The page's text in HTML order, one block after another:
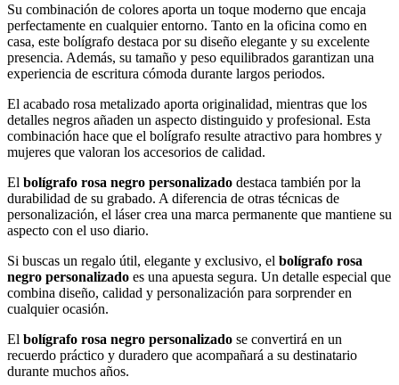
Su combinación de colores aporta un toque moderno que encaja
perfectamente en cualquier entorno. Tanto en la oficina como en
casa, este bolígrafo destaca por su diseño elegante y su excelente
presencia. Además, su tamaño y peso equilibrados garantizan una
experiencia de escritura cómoda durante largos periodos.
El acabado rosa metalizado aporta originalidad, mientras que los
detalles negros añaden un aspecto distinguido y profesional. Esta
combinación hace que el bolígrafo resulte atractivo para hombres y
mujeres que valoran los accesorios de calidad.
El bolígrafo rosa negro personalizado destaca también por la
durabilidad de su grabado. A diferencia de otras técnicas de
personalización, el láser crea una marca permanente que mantiene su
aspecto con el uso diario.
Si buscas un regalo útil, elegante y exclusivo, el bolígrafo rosa
negro personalizado es una apuesta segura. Un detalle especial que
combina diseño, calidad y personalización para sorprender en
cualquier ocasión.
El bolígrafo rosa negro personalizado se convertirá en un
recuerdo práctico y duradero que acompañará a su destinatario
durante muchos años.